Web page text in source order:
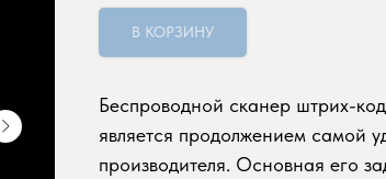
В КОРЗИНУ
Беспроводной сканер штрих-
является продолжением самой
производителя. Основная его